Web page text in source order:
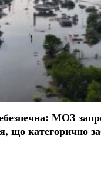
МОЗ
що категорично